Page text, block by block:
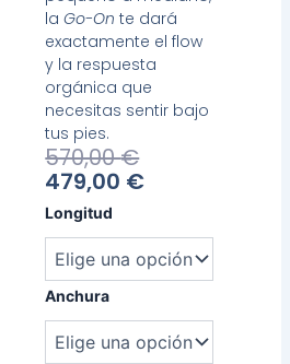
laGo-On te dará
exactamente el flow
y la respuesta
orgánica que
necesitas sentir bajo
tus pies.
570,00€
570,00 €.
479,00 €Precio
479,00 €.
Longitud
Anchura
Heavy
Go-
cantidad